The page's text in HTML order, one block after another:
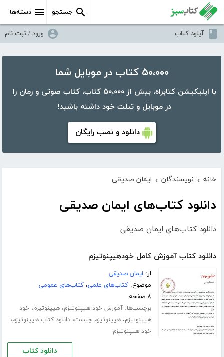
دسته‌ها جستجو
آپلود کتاب ورود / ثبت نام
۵۰،۰۰۰ کتاب در موبایل شما
با اپلیکیشن کتابراه، بیش از ۵۰،۰۰۰ کتاب، کتاب صوتی و رمان را
در موبایل و تبلت خود داشته باشید!
دانلود و نصب رایگان
خانه › نویسندگان › ایمان صدیقی
دانلود کتاب‌های ایمان صدیقی
دانلود کتاب‌های ایمان صدیقی
دانلود کتاب آموزش کامل خودهیپنوتیزم
از: ایمان صدیقی
موضوع:کتاب‌های علمی،کتاب‌های عمومی
۸ صفحه
برچسب‌ها:آموزش خود هیپنوتیزم،هیپنوتیزم، خود
هیپنوتیزم،هیپنوتیزم چیست،دانلود کتاب هیپنوتیزم،
خود هیپنوتیزم
دانلود کتاب